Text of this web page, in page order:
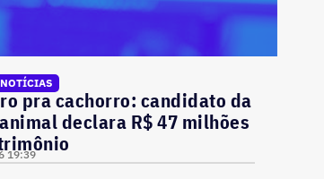
pra cachorro: candidato da
declara R$ 47 milhões
19:39